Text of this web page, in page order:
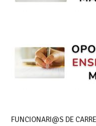
FUNCIONARI@S DE